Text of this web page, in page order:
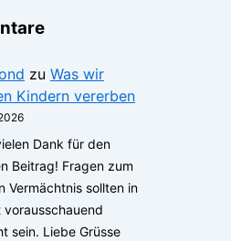
zu Was wir
Kindern vererben
Dank für den
Beitrag! Fragen zum
Vermächtnis sollten in
vorausschauend
sein. Liebe Grüsse